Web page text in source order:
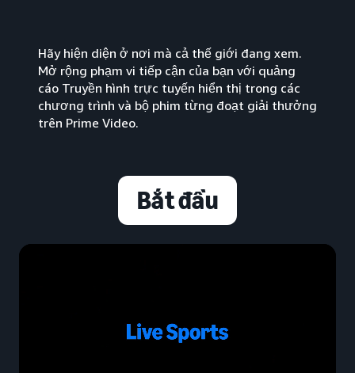
Hãy hiện diện ở nơi mà cả thế giới đang xem.
Mở rộng phạm vi tiếp cận của bạn với quảng
cáo Truyền hình trực tuyến hiển thị trong các
chương trình và bộ phim từng đoạt giải thưởng
trên Prime Video.
Bắt đầu